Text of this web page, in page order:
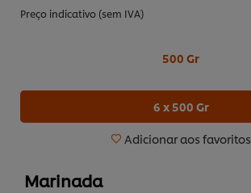
Preço indicativo (sem IVA)
500 Gr
6 x 500 Gr
Adicionar aos favoritos
Marinada